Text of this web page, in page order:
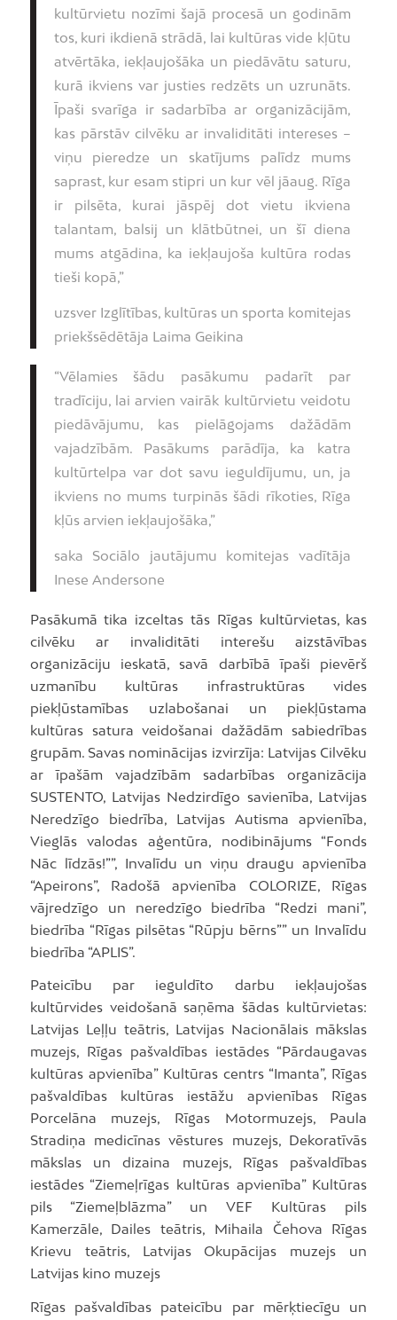
kultūrvietu nozīmi šajā procesā un godinām
tos, kuri ikdienā strādā, lai kultūras vide kļūtu
atvērtāka, iekļaujošāka un piedāvātu saturu,
kurā ikviens var justies redzēts un uzrunāts.
Īpaši svarīga ir sadarbība ar organizācijām,
kas pārstāv cilvēku ar invaliditāti intereses –
viņu pieredze un skatījums palīdz mums
saprast, kur esam stipri un kur vēl jāaug. Rīga
ir pilsēta, kurai jāspēj dot vietu ikviena
talantam, balsij un klātbūtnei, un šī diena
mums atgādina, ka iekļaujoša kultūra rodas
tieši kopā,”
uzsver Izglītības, kultūras un sporta komitejas
priekšsēdētāja Laima Geikina
“Vēlamies šādu pasākumu padarīt par
tradīciju, lai arvien vairāk kultūrvietu veidotu
piedāvājumu, kas pielāgojams dažādām
vajadzībām. Pasākums parādīja, ka katra
kultūrtelpa var dot savu ieguldījumu, un, ja
ikviens no mums turpinās šādi rīkoties, Rīga
kļūs arvien iekļaujošāka,”
saka Sociālo jautājumu komitejas vadītāja
Inese Andersone
Pasākumā tika izceltas tās Rīgas kultūrvietas, kas
cilvēku ar invaliditāti interešu aizstāvības
organizāciju ieskatā, savā darbībā īpaši pievērš
uzmanību kultūras infrastruktūras vides
piekļūstamības uzlabošanai un piekļūstama
kultūras satura veidošanai dažādām sabiedrības
grupām. Savas nominācijas izvirzīja: Latvijas Cilvēku
ar īpašām vajadzībām sadarbības organizācija
SUSTENTO, Latvijas Nedzirdīgo savienība, Latvijas
Neredzīgo biedrība, Latvijas Autisma apvienība,
Vieglās valodas aģentūra, nodibinājums “Fonds
Nāc līdzās!””, Invalīdu un viņu draugu apvienība
“Apeirons”, Radošā apvienība COLORIZE, Rīgas
vājredzīgo un neredzīgo biedrība “Redzi mani”,
biedrība “Rīgas pilsētas “Rūpju bērns”” un Invalīdu
biedrība “APLIS”.
Pateicību par ieguldīto darbu iekļaujošas
kultūrvides veidošanā saņēma šādas kultūrvietas:
Latvijas Leļļu teātris, Latvijas Nacionālais mākslas
muzejs, Rīgas pašvaldības iestādes “Pārdaugavas
kultūras apvienība” Kultūras centrs “Imanta”, Rīgas
pašvaldības kultūras iestāžu apvienības Rīgas
Porcelāna muzejs, Rīgas Motormuzejs, Paula
Stradiņa medicīnas vēstures muzejs, Dekoratīvās
mākslas un dizaina muzejs, Rīgas pašvaldības
iestādes “Ziemeļrīgas kultūras apvienība” Kultūras
pils “Ziemeļblāzma” un VEF Kultūras pils
Kamerzāle, Dailes teātris, Mihaila Čehova Rīgas
Krievu teātris, Latvijas Okupācijas muzejs un
Latvijas kino muzejs
Rīgas pašvaldības pateicību par mērķtiecīgu un